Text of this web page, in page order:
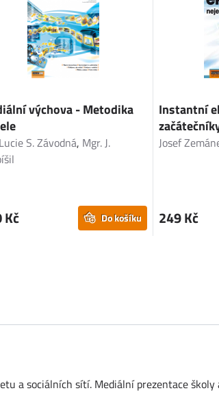
výchova - Metodika
S. Závodná, Mgr. J.
Kč Do košíku
Instantní
Josef
249 Kč
a sociálních sítí. Mediální prezentace